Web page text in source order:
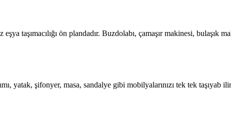
taşımacılığı ön plandadır. Buzdolabı, çamaşır makinesi, bulaşık
yatak, şifonyer, masa, sandalye gibi mobilyalarınızı tek tek